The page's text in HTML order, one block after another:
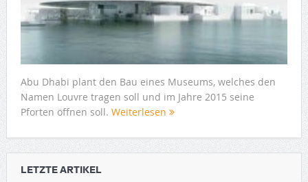
Abu Dhabi plant den Bau eines Museums, welches den
Namen Louvre tragen soll und im Jahre 2015 seine
Pforten öffnen soll. Weiterlesen
LETZTE ARTIKEL